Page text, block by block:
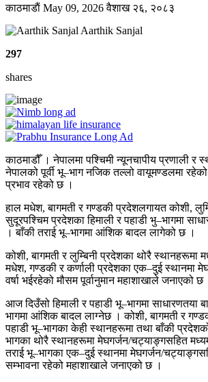
काठमाडाैं May 09, 2026वैशाख २६, २०८३
Aarthik Sanjal
297
shares
काठमाडौँ । नेपालमा पश्चिमी न्यूनचापीय प्रणाली र
नेपालको पूर्वी भू–भाग नजिक तल्लो वायूमण्डलमा
प्रभाव रहेको छ ।
हाल मधेश, बागमती र गण्डकी प्रदेशलगायत कोशी,
सुदूरपश्चिम प्रदेशका हिमाली र पहाडी भु–भागमा
। बाँकी तराई भू–भागमा आंशिक बादल लागेको छ ।
कोशी, बागमती र लुम्बिनी प्रदेशका थोरै स्थानहरूमा
मधेश, गण्डकी र कर्णाली प्रदेशका एक–दुई स्थानमा
वर्षा भईरहेको मौसम पूर्वानुमान महाशाखाले जनाएको छ
आज दिउँसो हिमाली र पहाडी भू–भागमा साधारणतया
भागमा आंशिक बादल लाग्नेछ । कोशी, बागमती र
पहाडी भू–भागका केही स्थानहरूमा तथा बाँकी
भागका थोरै स्थानहरूमा मेघगर्जन/चट्याङ्गसहित मध्यम
तराई भू–भागका एक–दुई स्थानमा मेघगर्जन/
सम्भावना रहेको महाशाखाले जनाएको छ ।